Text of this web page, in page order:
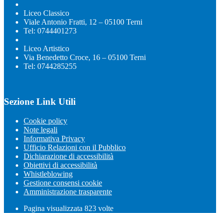
Liceo Classico
Viale Antonio Fratti, 12 – 05100 Terni
Tel: 0744401273
Liceo Artistico
Via Benedetto Croce, 16 – 05100 Terni
Tel: 0744285255
Sezione Link Utili
Cookie policy
Note legali
Informativa Privacy
Ufficio Relazioni con il Pubblico
Dichiarazione di accessibilità
Obiettivi di accessibilità
Whistleblowing
Gestione consensi cookie
Amministrazione trasparente
Pagina visualizzata 823 volte